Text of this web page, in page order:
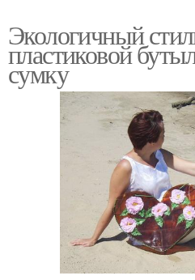
Экологичный
пластиковой
сумку